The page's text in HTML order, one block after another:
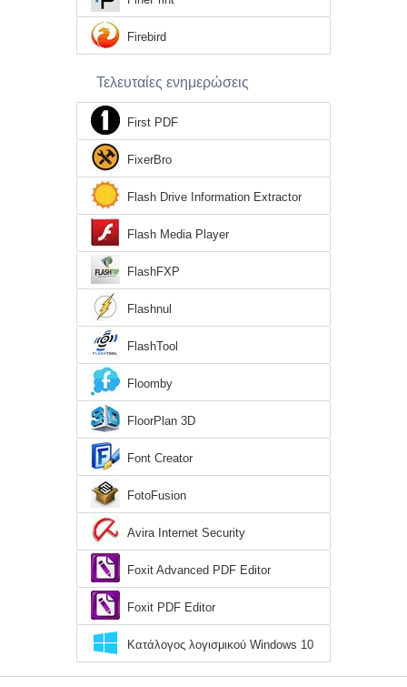
Firebird
Τελευταίες ενημερώσεις
First PDF
FixerBro
Flash Drive Information Extractor
Flash Media Player
FlashFXP
Flashnul
FlashTool
Floomby
FloorPlan 3D
Font Creator
FotoFusion
Avira Internet Security
Foxit Advanced PDF Editor
Foxit PDF Editor
Κατάλογος λογισμικού Windows 10